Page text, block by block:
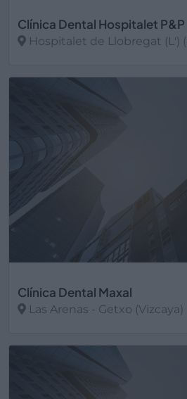
Clínica Dental Hospitalet P&P
Hospitalet de Llobregat (L')
Clínica Dental Maxal
Las Arenas - Getxo (Vizcaya)